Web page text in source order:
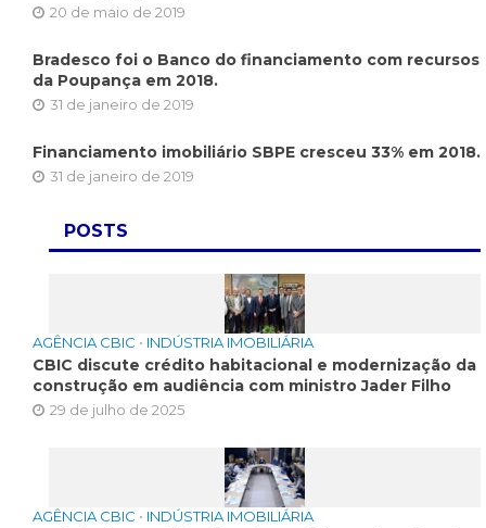
20 de maio de 2019
Bradesco foi o Banco do financiamento com recursos
da Poupança em 2018.
31 de janeiro de 2019
Financiamento imobiliário SBPE cresceu 33% em 2018.
31 de janeiro de 2019
POSTS
AGÊNCIA CBIC • INDÚSTRIA IMOBILIÁRIA
CBIC discute crédito habitacional e modernização da
construção em audiência com ministro Jader Filho
29 de julho de 2025
AGÊNCIA CBIC • INDÚSTRIA IMOBILIÁRIA